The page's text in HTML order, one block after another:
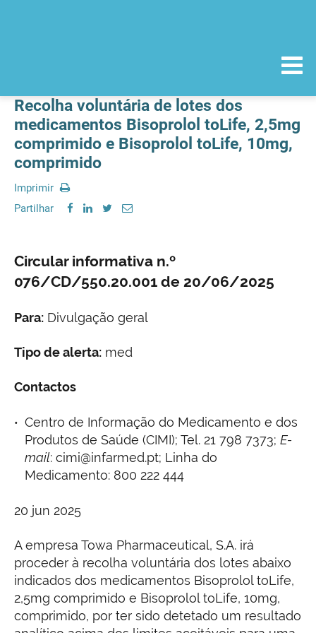
Recolha voluntária de lotes dos
medicamentos Bisoprolol toLife, 2,5mg
comprimido e Bisoprolol toLife, 10mg,
comprimido
Imprimir
Partilhar
Circular informativa n.º
076/CD/550.20.001 de 20/06/2025
Para: Divulgação geral
Tipo de alerta: med
Contactos
Centro de Informação do Medicamento e dos
Produtos de Saúde (CIMI); Tel. 21 798 7373; E-
mail: cimi@infarmed.pt; Linha do
Medicamento: 800 222 444
20 jun 2025
A empresa Towa Pharmaceutical, S.A. irá
proceder à recolha voluntária dos lotes abaixo
indicados dos medicamentos Bisoprolol toLife,
2,5mg comprimido e Bisoprolol toLife, 10mg,
comprimido, por ter sido detetado um resultado